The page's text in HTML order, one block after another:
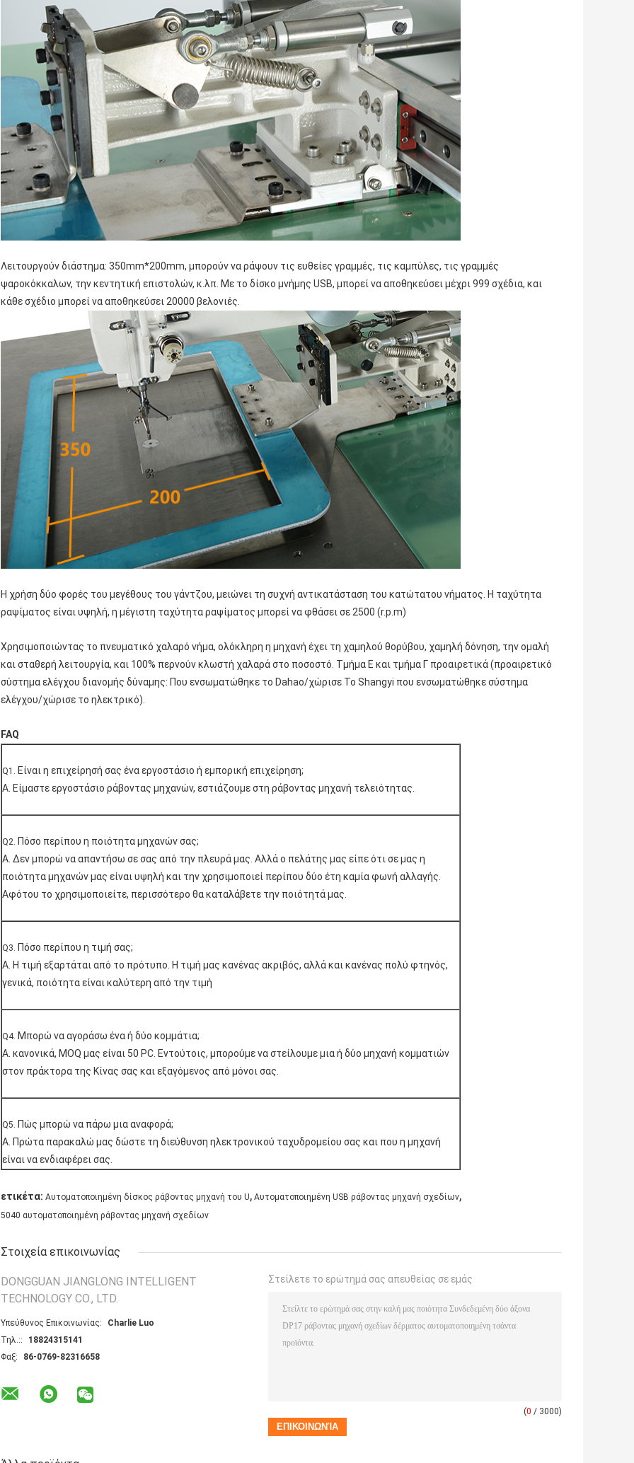
Λειτουργούν διάστημα: 350mm*200mm, μπορούν να ράψουν τις ευθείες γραμμές, τις καμπύλες, τις γραμμές
ψαροκόκκαλων, την κεντητική επιστολών, κ.λπ. Με το δίσκο μνήμης USB, μπορεί να αποθηκεύσει μέχρι 999 σχέδια, και
κάθε σχέδιο μπορεί να αποθηκεύσει 20000 βελονιές.
Η χρήση δύο φορές του μεγέθους του γάντζου, μειώνει τη συχνή αντικατάσταση του κατώτατου νήματος. Η ταχύτητα
ραψίματος είναι υψηλή, η μέγιστη ταχύτητα ραψίματος μπορεί να φθάσει σε 2500 (r.p.m)
Χρησιμοποιώντας το πνευματικό χαλαρό νήμα, ολόκληρη η μηχανή έχει τη χαμηλού θορύβου, χαμηλή δόνηση, την ομαλή
και σταθερή λειτουργία, και 100% περνούν κλωστή χαλαρά στο ποσοστό. Τμήμα Ε και τμήμα Γ προαιρετικά (προαιρετικό
σύστημα ελέγχου διανομής δύναμης: Που ενσωματώθηκε το Dahao/χώρισε Το Shangyi που ενσωματώθηκε σύστημα
ελέγχου/χώρισε το ηλεκτρικό).
FAQ
Q1. Είναι η επιχείρησή σας ένα εργοστάσιο ή εμπορική επιχείρηση;
Α. Είμαστε εργοστάσιο ράβοντας μηχανών, εστιάζουμε στη ράβοντας μηχανή τελειότητας.
Q2. Πόσο περίπου η ποιότητα μηχανών σας;
Α. Δεν μπορώ να απαντήσω σε σας από την πλευρά μας. Αλλά ο πελάτης μας είπε ότι σε μας η
ποιότητα μηχανών μας είναι υψηλή και την χρησιμοποιεί περίπου δύο έτη καμία φωνή αλλαγής.
Αφότου το χρησιμοποιείτε, περισσότερο θα καταλάβετε την ποιότητά μας.
Q3. Πόσο περίπου η τιμή σας;
Α. Η τιμή εξαρτάται από το πρότυπο. Η τιμή μας κανένας ακριβός, αλλά και κανένας πολύ φτηνός,
γενικά, ποιότητα είναι καλύτερη από την τιμή
Q4. Μπορώ να αγοράσω ένα ή δύο κομμάτια;
Α. κανονικά, MOQ μας είναι 50 PC. Εντούτοις, μπορούμε να στείλουμε μια ή δύο μηχανή κομματιών
στον πράκτορα της Κίνας σας και εξαγόμενος από μόνοι σας.
Q5. Πώς μπορώ να πάρω μια αναφορά;
Α. Πρώτα παρακαλώ μας δώστε τη διεύθυνση ηλεκτρονικού ταχυδρομείου σας και που η μηχανή
είναι να ενδιαφέρει σας.
ετικέτα: Αυτοματοποιημένη δίσκος ράβοντας μηχανή του U, Αυτοματοποιημένη USB ράβοντας μηχανή σχεδίων,
5040 αυτοματοποιημένη ράβοντας μηχανή σχεδίων
Στοιχεία επικοινωνίας
DONGGUAN JIANGLONG INTELLIGENT
TECHNOLOGY CO., LTD.
Υπεύθυνος Επικοινωνίας:
Charlie Luo
Τηλ.::
18824315141
Φαξ:
86-0769-82316658
Στείλετε το ερώτημά σας απευθείας σε εμάς
(0 / 3000)